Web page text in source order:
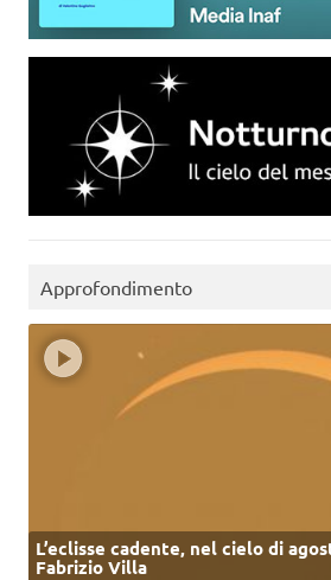
Approfondimento
L’eclisse cadente, nel cielo di
Fabrizio Villa